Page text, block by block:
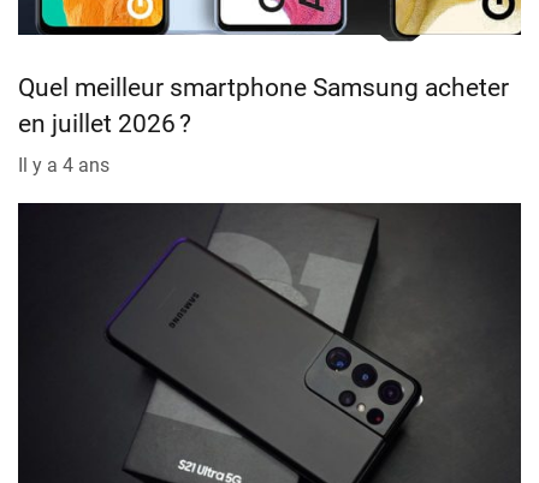
Quel meilleur smartphone Samsung acheter
en juillet 2026 ?
Il y a 4 ans